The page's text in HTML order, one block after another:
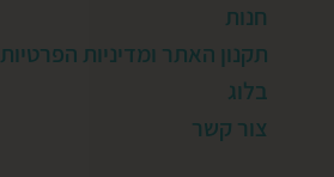
חנות
תקנון האתר ומדיניות הפרטיות
בלוג
צור קשר